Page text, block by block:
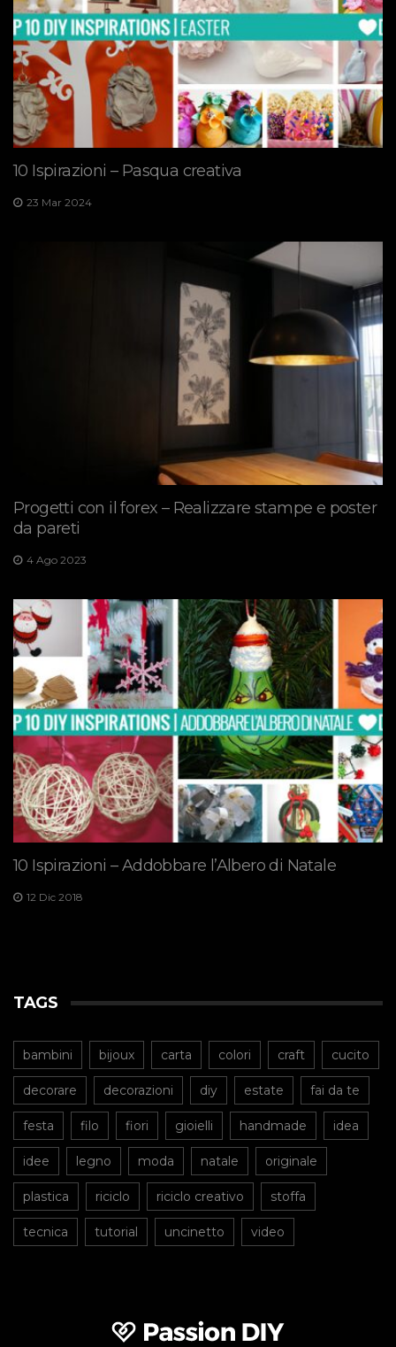
10 Ispirazioni – Pasqua creativa
23 Mar 2024
Progetti con il forex – Realizzare stampe e poster
da pareti
4 Ago 2023
10 Ispirazioni – Addobbare l’Albero di Natale
12 Dic 2018
TAGS
bambini bijoux carta colori craft cucito
decorare decorazioni diy estate fai da te
festa filo fiori gioielli handmade idea
idee legno moda natale originale
plastica riciclo riciclo creativo stoffa
tecnica tutorial uncinetto video